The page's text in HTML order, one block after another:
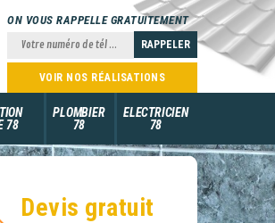
ON VOUS RAPPELLE GRATUITEMENT
VOIR NOS RÉALISATIONS
78
PLOMBIER
78
ELECTRICIEN
78
Devis gratuit